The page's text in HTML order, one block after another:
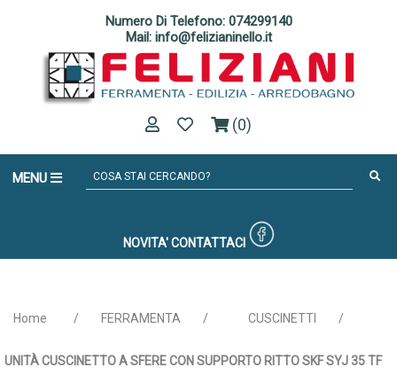
Numero Di Telefono: 074299140
Mail: info@felizianinello.it
(0)
MENU
NOVITA' CONTATTACI
Home / FERRAMENTA / CUSCINETTI /
UNITÀ CUSCINETTO A SFERE CON SUPPORTO RITTO SKF SYJ 35 TF